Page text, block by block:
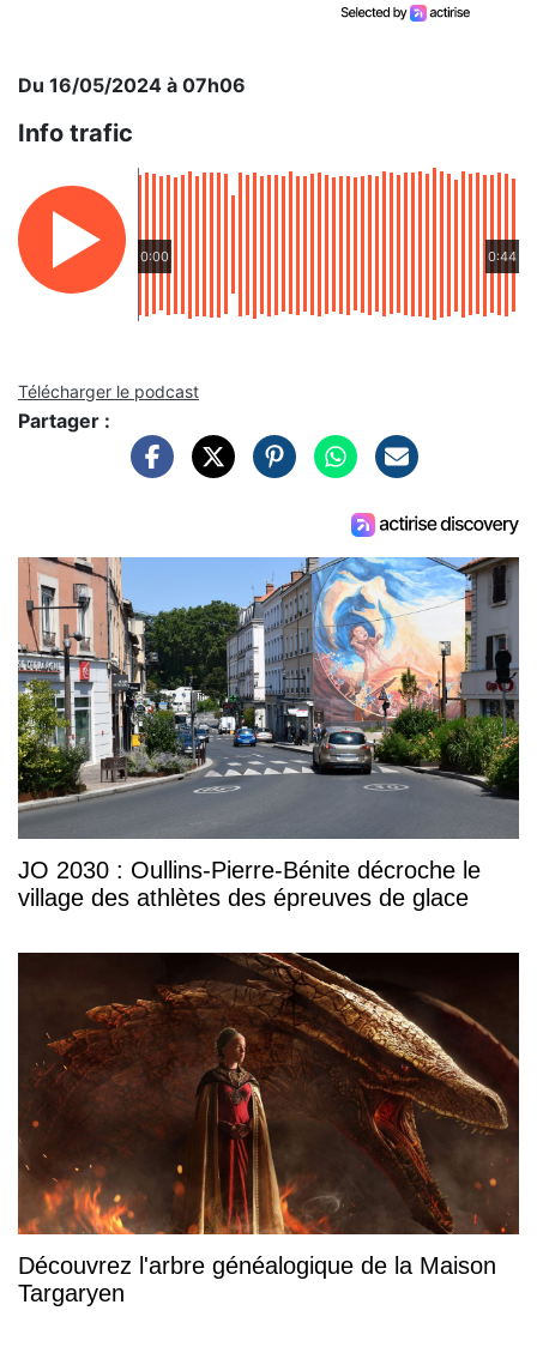
Du 16/05/2024 à 07h06
Info trafic
0:00 0:44
Télécharger le podcast
Partager :
JO 2030 : Oullins-Pierre-Bénite décroche le
village des athlètes des épreuves de glace
Découvrez l'arbre généalogique de la Maison
Targaryen